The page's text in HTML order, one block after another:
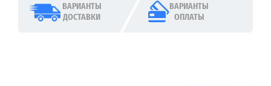
ВАРИАНТЫ
ДОСТАВКИ
ВАРИАНТЫ
ОПЛАТЫ